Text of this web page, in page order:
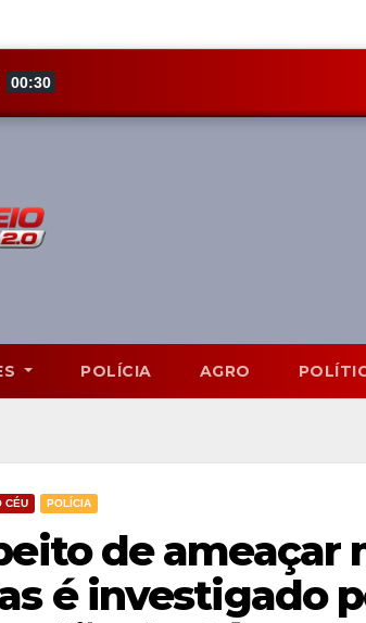
00:30
POLÍCIA AGRO
CÉU POLÍCIA
de ameaçar
é investigado